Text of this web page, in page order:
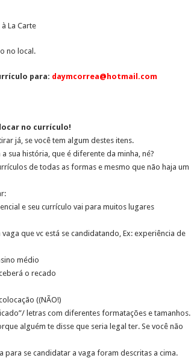
La Carte
no local.
para: daymcorrea@hotmail.com
no currículo!
já, se você tem algum destes itens.
sua história, que é diferente da minha, né?
de todas as formas e mesmo que não haja um
e seu currículo vai para muitos lugares
que vc está se candidatando, Ex: experiência de
médio
o recado
((NÃO!)
letras com diferentes formatações e tamanhos.
alguém te disse que seria legal ter. Se você não
se candidatar a vaga foram descritas a cima.